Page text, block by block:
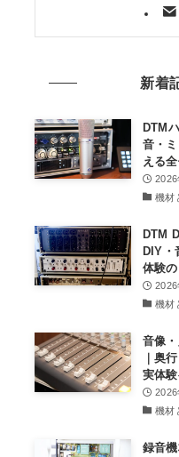
新着
DTM
音・
える
2026
機材
DTM
DIY・
体験
2026
機材
音像
｜奥
実体
2026
機材
録音